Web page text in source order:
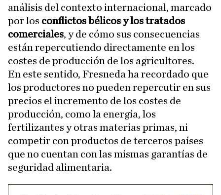
análisis del contexto internacional, marcado
por los conflictos bélicos y los tratados
comerciales, y de cómo sus consecuencias
están repercutiendo directamente en los
costes de producción de los agricultores.
En este sentido, Fresneda ha recordado que
los productores no pueden repercutir en sus
precios el incremento de los costes de
producción, como la energía, los
fertilizantes y otras materias primas, ni
competir con productos de terceros países
que no cuentan con las mismas garantías de
seguridad alimentaria.